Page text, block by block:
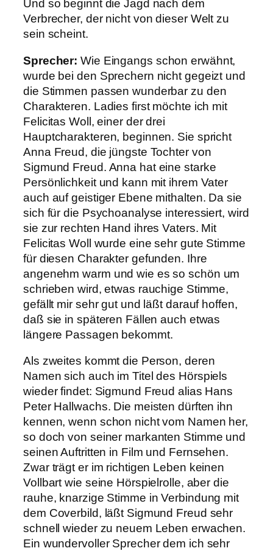
Und so beginnt die Jagd nach dem
Verbrecher, der nicht von dieser Welt zu
sein scheint.
Sprecher: Wie Eingangs schon erwähnt,
wurde bei den Sprechern nicht gegeizt und
die Stimmen passen wunderbar zu den
Charakteren. Ladies first möchte ich mit
Felicitas Woll, einer der drei
Hauptcharakteren, beginnen. Sie spricht
Anna Freud, die jüngste Tochter von
Sigmund Freud. Anna hat eine starke
Persönlichkeit und kann mit ihrem Vater
auch auf geistiger Ebene mithalten. Da sie
sich für die Psychoanalyse interessiert, wird
sie zur rechten Hand ihres Vaters. Mit
Felicitas Woll wurde eine sehr gute Stimme
für diesen Charakter gefunden. Ihre
angenehm warm und wie es so schön um
schrieben wird, etwas rauchige Stimme,
gefällt mir sehr gut und läßt darauf hoffen,
daß sie in späteren Fällen auch etwas
längere Passagen bekommt.
Als zweites kommt die Person, deren
Namen sich auch im Titel des Hörspiels
wieder findet: Sigmund Freud alias Hans
Peter Hallwachs. Die meisten dürften ihn
kennen, wenn schon nicht vom Namen her,
so doch von seiner markanten Stimme und
seinen Auftritten in Film und Fernsehen.
Zwar trägt er im richtigen Leben keinen
Vollbart wie seine Hörspielrolle, aber die
rauhe, knarzige Stimme in Verbindung mit
dem Coverbild, läßt Sigmund Freud sehr
schnell wieder zu neuem Leben erwachen.
Ein wundervoller Sprecher dem ich sehr